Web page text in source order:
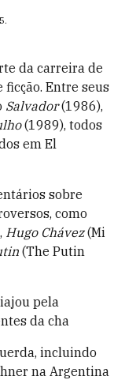
.
da carreira de
ficção. Entre seus
Salvador(1986),
(1989), todos
em El
sobre
como
Hugo Chávez(Mi
(The Putin
pela
da cha
incluindo
na Argentina